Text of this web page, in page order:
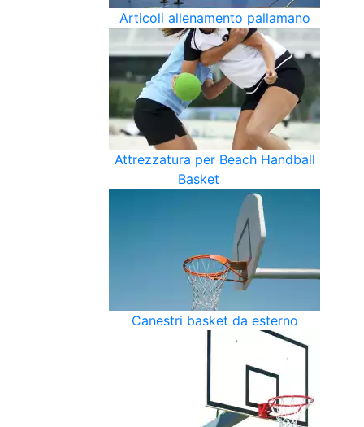
Articoli allenamento pallamano
Attrezzatura per Beach Handball
Basket
Canestri basket da esterno